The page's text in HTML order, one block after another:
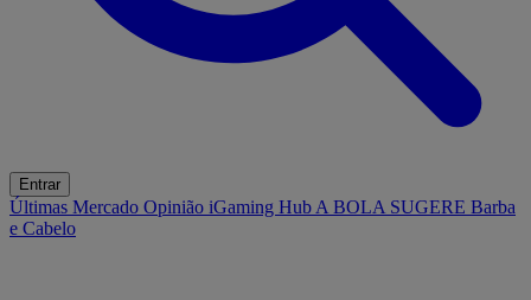
Entrar
Últimas Mercado Opinião iGaming Hub A BOLA SUGERE Barba
e Cabelo